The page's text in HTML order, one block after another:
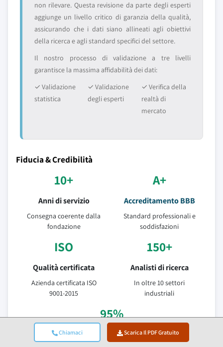
Chiamaci Scarica Il PDF Gratuito
non rilevare. Questa revisione da parte degli esperti
aggiunge un livello critico di garanzia della qualità,
assicurando che i dati siano allineati agli obiettivi
della ricerca e agli standard specifici del settore.
Il nostro processo di validazione a tre livelli
garantisce la massima affidabilità dei dati:
✓ Validazione
statistica
✓ Validazione
degli esperti
✓ Verifica della
realtà di
mercato
Fiducia & Credibilità
10+
Anni di servizio
Consegna coerente dalla
fondazione
A+
Accreditamento BBB
Standard professionali e
soddisfazioni
ISO
Qualità certificata
Azienda certificata ISO
9001-2015
150+
Analisti di ricerca
In oltre 10 settori
industriali
95%
Fidelizzazione clienti